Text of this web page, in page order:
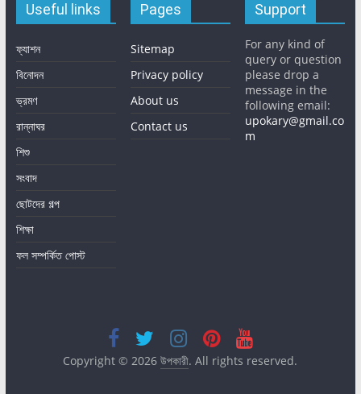
Useful links
ফ্যাশন
বিনোদন
ভ্রমণ
রান্নাঘর
শিশু
সংবাদ
ছোটদের গল্প
শিক্ষা
ফল সম্পর্কিত পোস্ট
Pages
Sitemap
Privacy policy
About us
Contact us
Support
For any kind of
query or question
please drop a
message in the
following email:
upokary@gmail.co
m
Copyright © 2026উপকারী. All rights reserved.